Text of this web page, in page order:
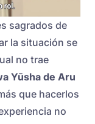
sagrados de
la situación se
no trae
Yūsha de Aru
que hacerlos
no